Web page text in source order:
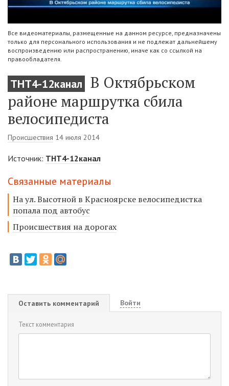
Все видеоматериалы, размещенные на данном ресурсе, предназначены
только для персонального использования и не подлежат дальнейшему
воспроизведению или распространению, иначе как со ссылкой на
правообладателя.
ТНТ4-12канал
В Октябрьском
районе маршрутка сбила
велосипедиста
Происшествия 14 июля 2014
Источник: ТНТ4-12канал
Связанные материалы
На ул. Высотной в Красноярске велосипедистка
попала под автобус
Происшествия на дорогах
Оставить комментарий Войти
Текст комментария